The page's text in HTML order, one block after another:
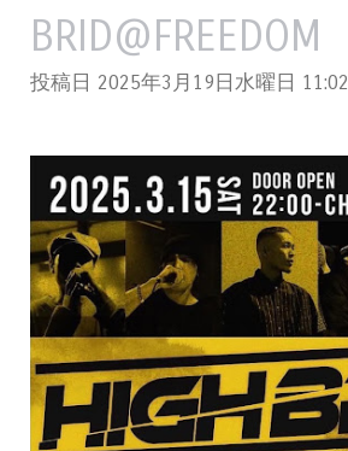
BRID@FREEDOM
投稿日 2025年3月19日水曜日 11:02